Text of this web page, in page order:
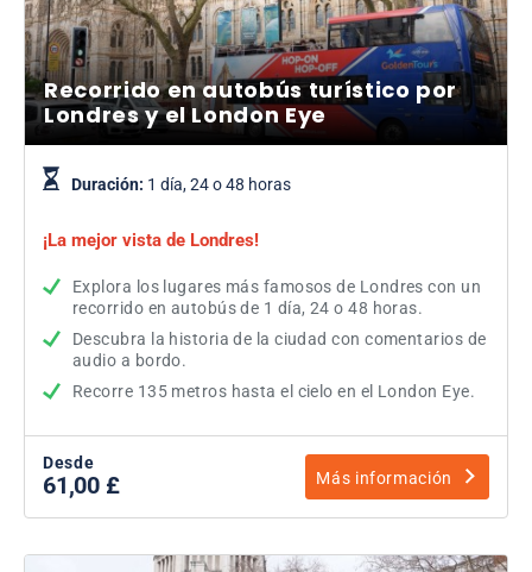
Recorrido en autobús turístico por
Londres y el London Eye
Duración: 1 día, 24 o 48 horas
¡La mejor vista de Londres!
Explora los lugares más famosos de Londres con un
recorrido en autobús de 1 día, 24 o 48 horas.
Descubra la historia de la ciudad con comentarios de
audio a bordo.
Recorre 135 metros hasta el cielo en el London Eye.
Desde
61,00 £ Más información